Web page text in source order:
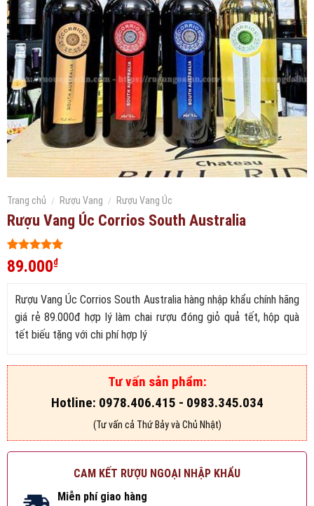
Trang chủ / Rượu Vang / Rượu Vang Úc
Rượu Vang Úc Corrios South Australia
5trên 5
dựa trên
199
89.000₫
Rượu Vang Úc Corrios South Australia hàng nhập khẩu chính hãng
giá rẻ 89.000đ hợp lý làm chai rượu đóng giỏ quả tết, hộp quà
tết biếu tặng với chi phí hợp lý
Tư vấn sản phẩm:
Hotline: 0978.406.415 - 0983.345.034
(Tư vấn cả Thứ Bảy và Chủ Nhật)
CAM KẾT RƯỢU NGOẠI NHẬP KHẨU
Miễn phí giao hàng